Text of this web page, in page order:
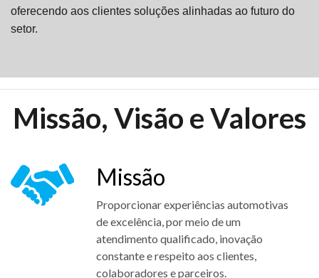
oferecendo aos clientes soluções alinhadas ao futuro do
setor.
Missão, Visão e Valores
Missão
Proporcionar experiências automotivas
de excelência, por meio de um
atendimento qualificado, inovação
constante e respeito aos clientes,
colaboradores e parceiros.